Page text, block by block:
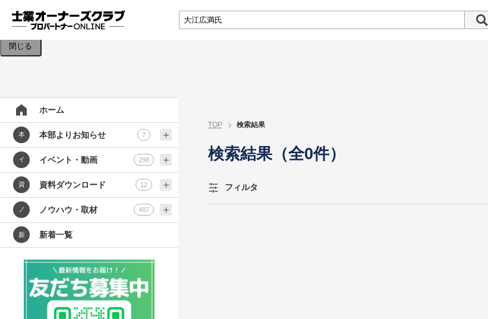
検索条件を入力してください。
閉じる
ホーム
本 本部よりお知らせ 7
イ イベント・動画 298
資 資料ダウンロード 12
ノ ノウハウ・取材 487
新 新着一覧
TOP 検索結果
検索結果（全0件）
フィルタ